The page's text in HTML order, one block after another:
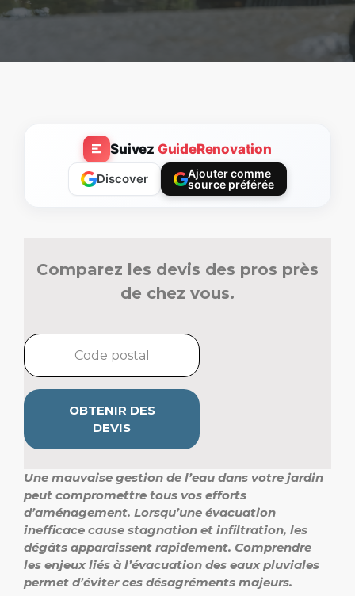
Suivez GuideRenovation
Discover
Ajouter comme
source préférée
Comparez les devis des pros près
de chez vous.
OBTENIR DES
DEVIS
Une mauvaise gestion de l’eau dans votre jardin
peut compromettre tous vos efforts
d’aménagement. Lorsqu’une évacuation
inefficace cause stagnation et infiltration, les
dégâts apparaissent rapidement. Comprendre
les enjeux liés à l’évacuation des eaux pluviales
permet d’éviter ces désagréments majeurs.